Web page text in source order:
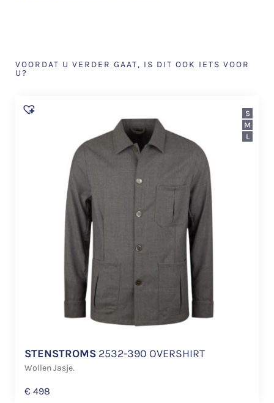
VOORDAT U VERDER GAAT, IS DIT OOK IETS VOOR
U?
STENSTROMS 2532-390 OVERSHIRT
Wollen Jasje.
€ 498
S
M
L